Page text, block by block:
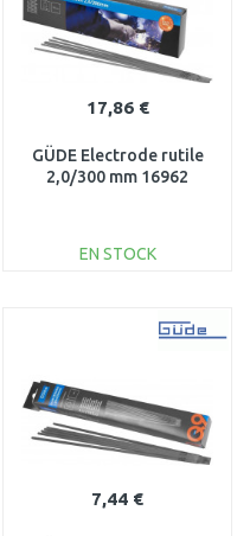
17,86 €
GÜDE Electrode rutile
2,0/300 mm 16962
EN STOCK
7,44 €